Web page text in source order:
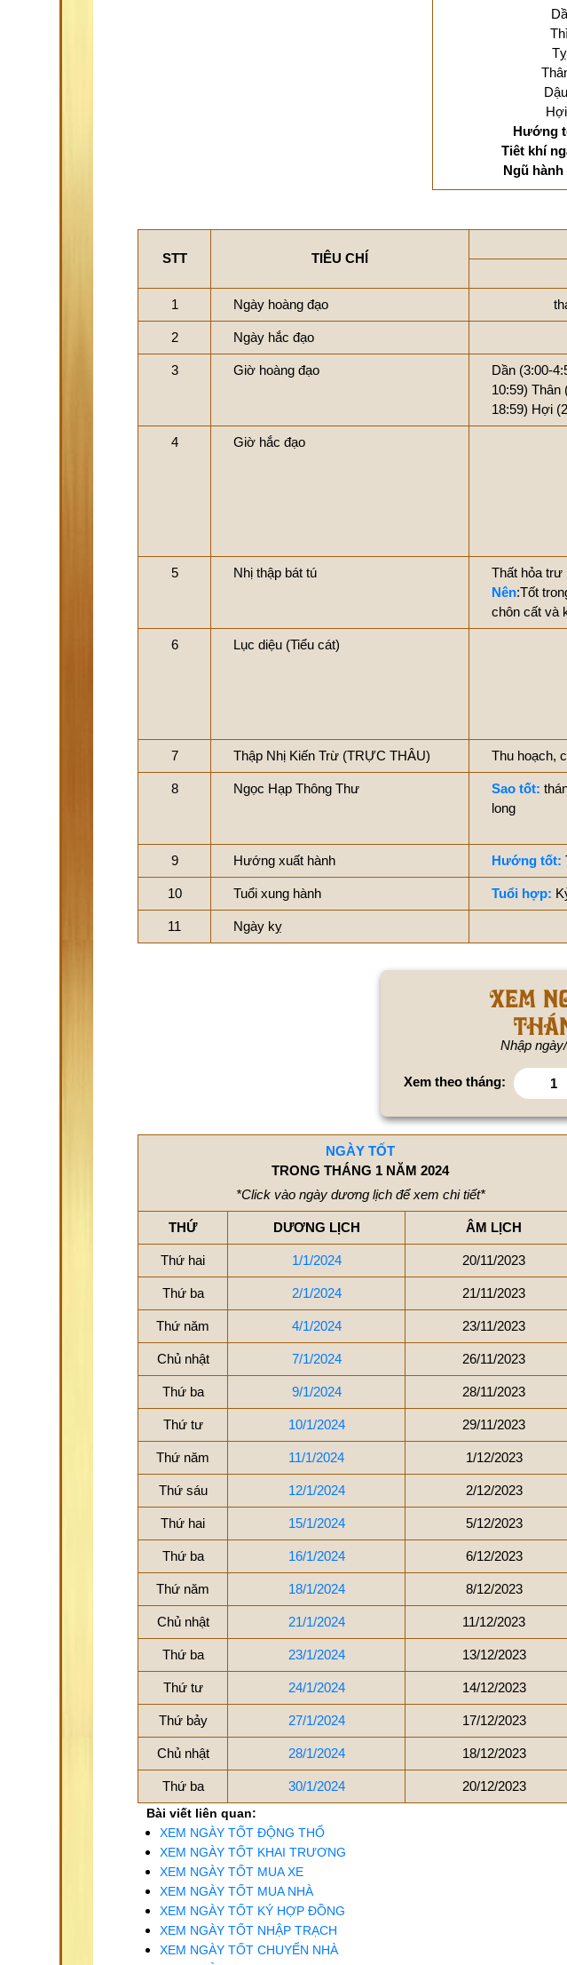
Hướng
Tiêt khí
Ngũ hành
STT TIÊU CHÍ
1 Ngày hoàng đạo
2 Ngày hắc đạo
3 Giờ hoàng đạo Dần (3:00-
10:59) Thân
18:59) Hợi
4 Giờ hắc đạo
5 Nhị thập bát tú
Thất hỏa trư
Nên:Tốt
chôn cất và
6 Lục diệu (Tiểu cát)
7 Thập Nhị Kiến Trừ (TRỰC THÂU) Thu hoạch,
8 Ngọc Hạp Thông Thư Sao tốt:
long
9 Hướng xuất hành Hướng tốt:
10 Tuổi xung hành Tuổi hợp:
11 Ngày kỵ
Xem
Nhập
Xem theo tháng:
NGÀY TỐT
TRONG THÁNG 1 NĂM 2024
*Click vào ngày dương lịch để xem chi tiết*
THỨ DƯƠNG LỊCH ÂM LỊCH
Thứ hai 1/1/2024 20/11/2023
Thứ ba 2/1/2024 21/11/2023
Thứ năm 4/1/2024 23/11/2023
Chủ nhật 7/1/2024 26/11/2023
Thứ ba 9/1/2024 28/11/2023
Thứ tư 10/1/2024 29/11/2023
Thứ năm 11/1/2024 1/12/2023
Thứ sáu 12/1/2024 2/12/2023
Thứ hai 15/1/2024 5/12/2023
Thứ ba 16/1/2024 6/12/2023
Thứ năm 18/1/2024 8/12/2023
Chủ nhật 21/1/2024 11/12/2023
Thứ ba 23/1/2024 13/12/2023
Thứ tư 24/1/2024 14/12/2023
Thứ bảy 27/1/2024 17/12/2023
Chủ nhật 28/1/2024 18/12/2023
Thứ ba 30/1/2024 20/12/2023
Bài viết liên quan:
XEM NGÀY TỐT ĐỘNG THỔ
XEM NGÀY TỐT KHAI TRƯƠNG
XEM NGÀY TỐT MUA XE
XEM NGÀY TỐT MUA NHÀ
XEM NGÀY TỐT KÝ HỢP ĐỒNG
XEM NGÀY TỐT NHẬP TRẠCH
XEM NGÀY TỐT CHUYỂN NHÀ